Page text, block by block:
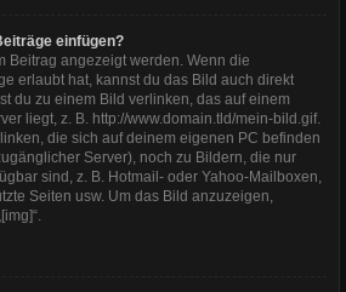
einfügen?
Beitrag angezeigt werden. Wenn die
erlaubt hat, kannst du das Bild auch direkt
du zu einem Bild verlinken, das auf einem
liegt, z. B. http://www.domain.tld/mein-bild.gif.
die sich auf deinem eigenen PC befinden
Server), noch zu Bildern, die nur
sind, z. B. Hotmail- oder Yahoo-Mailboxen,
Seiten usw. Um das Bild anzuzeigen,